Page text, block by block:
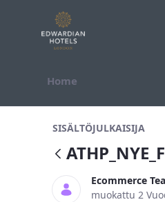
Hyppää sisältöön
Home
SISÄLTÖJULKAISIJA
Ecommerce
muokattu 2